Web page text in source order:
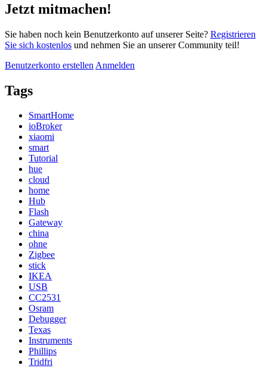
Jetzt mitmachen!
Sie haben noch kein Benutzerkonto auf unserer Seite? Registrieren
Sie sich kostenlos und nehmen Sie an unserer Community teil!
Benutzerkonto erstellen Anmelden
Tags
SmartHome
ioBroker
xiaomi
smart
Tutorial
hue
cloud
home
Hub
Flash
Gateway
china
ohne
Zigbee
stick
IKEA
USB
CC2531
Osram
Debugger
Texas
Instruments
Phillips
Tridfri